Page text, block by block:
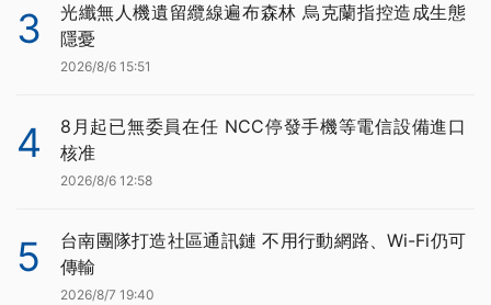
3
光纖無人機遺留纜線遍布森林 烏克蘭指控造成生態
隱憂
2026/8/6 15:51
4
8月起已無委員在任 NCC停發手機等電信設備進口
核准
2026/8/6 12:58
5
台南團隊打造社區通訊鏈 不用行動網路、Wi-Fi仍可
傳輸
2026/8/7 19:40